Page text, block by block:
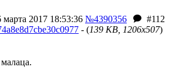
марта 2017 18:53:36 №4390356
#112
- (139 KB, 1206x507)